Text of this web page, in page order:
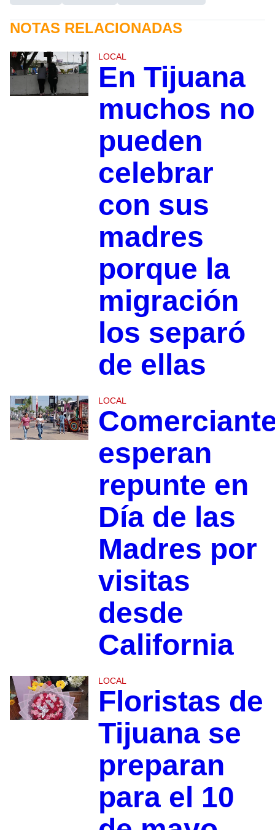
NOTAS RELACIONADAS
LOCAL
En Tijuana
muchos no
pueden
celebrar
con sus
madres
porque la
migración
los separó
de ellas
LOCAL
esperan
repunte en
Día de las
Madres por
visitas
desde
California
LOCAL
Floristas de
Tijuana se
preparan
para el 10